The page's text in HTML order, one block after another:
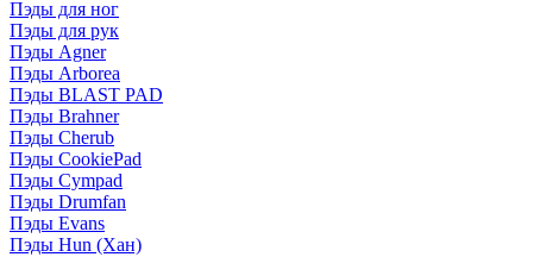
Пэды для ног
Пэды для рук
Пэды Agner
Пэды Arborea
Пэды BLAST PAD
Пэды Brahner
Пэды Cherub
Пэды CookiePad
Пэды Cympad
Пэды Drumfan
Пэды Evans
Пэды Hun (Хан)